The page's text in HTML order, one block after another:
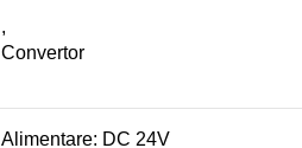
,
Convertor
Alimentare: DC 24V